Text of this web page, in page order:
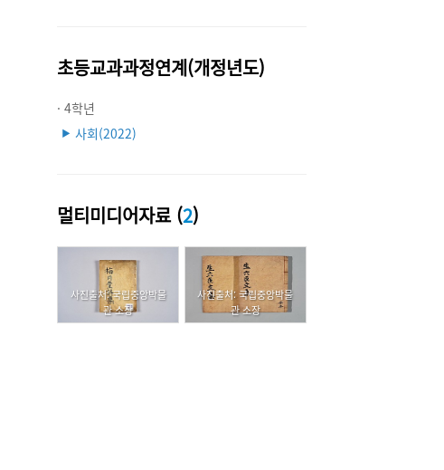
초등교과과정연계(개정년도)
· 4학년
▶ 사회(2022)
멀티미디어자료 (2)
사진출처: 국립중앙박물
관 소장
사진출처: 국립중앙박물
관 소장